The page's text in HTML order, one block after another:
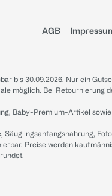
AGB
bis 30.09.2026. Nur ein
möglich. Bei
Baby-Premium-Artikel
Säuglingsanfangsnahrung,
Preise werden